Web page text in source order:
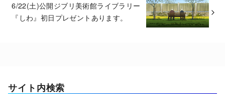
6/22(土)公開ジブリ美術館ライブラリー
『しわ』初日プレゼントあります。
サイト内検索